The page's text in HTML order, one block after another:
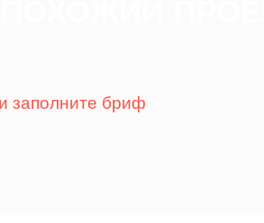
заполните бриф